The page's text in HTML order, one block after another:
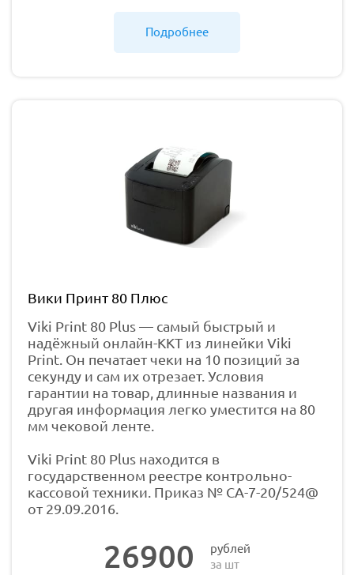
Подробнее
Вики Принт 80 Плюс
Viki Print 80 Plus — самый быстрый и
надёжный онлайн-ККТ из линейки Viki
Print. Он печатает чеки на 10 позиций за
секунду и сам их отрезает. Условия
гарантии на товар, длинные названия и
другая информация легко уместится на 80
мм чековой ленте.
Viki Print 80 Plus находится в
государственном реестре контрольно-
кассовой техники. Приказ № СА-7-20/524@
от 29.09.2016.
26900
рублей
за шт